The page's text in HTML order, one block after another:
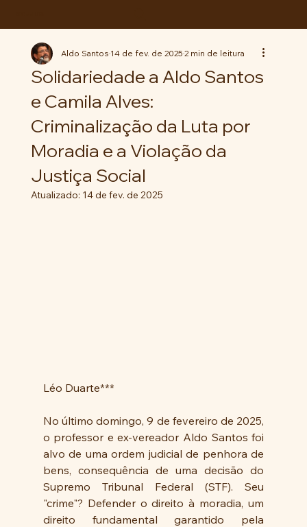
Solidariedade a Aldo Santos
e Camila Alves:
Criminalização da Luta por
Moradia e a Violação da
Justiça Social
Aldo Santos14 de fev. de 20252 min de leitura
Atualizado: 14 de fev. de 2025
Léo Duarte***
No último domingo, 9 de fevereiro de 2025,
o professor e ex-vereador Aldo Santos foi
alvo de uma ordem judicial de penhora de
bens, consequência de uma decisão do
Supremo Tribunal Federal (STF). Seu
"crime"? Defender o direito à moradia, um
direito fundamental garantido pela